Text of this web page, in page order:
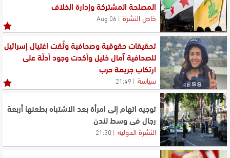
المصلحة المشتركة وإدارة الخلاف
خاص النشرة 06 Aug
تحقيقات حقوقية وصحافية وثّقت اغتيال إسرائيل
للصحافية آمال خليل وأكدت وجود أدلّة على
ارتكاب جريمة حرب
سياسة 21:49
توجيه اتهام إلى امرأة بعد الاشتباه بطعنها أربعة
رجال في وسط لندن
النشرة الدولية 21:30